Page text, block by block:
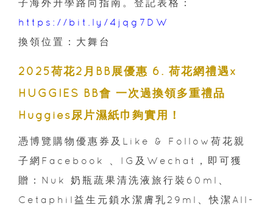
子海外升學路向指南。登記表格：
https://bit.ly/4jqg7DW
換領位置：大舞台
2025荷花2月BB展優惠 6. 荷花網禮遇x
HUGGIES BB會 一次過換領多重禮品
Huggies尿片濕紙巾夠實用！
憑博覽購物優惠券及Like & Follow荷花親
子網Facebook 、IG及Wechat，即可獲
贈：Nuk 奶瓶蔬果清洗液旅行裝60ml、
Cetaphil益生元鎖水潔膚乳29ml、快潔All-